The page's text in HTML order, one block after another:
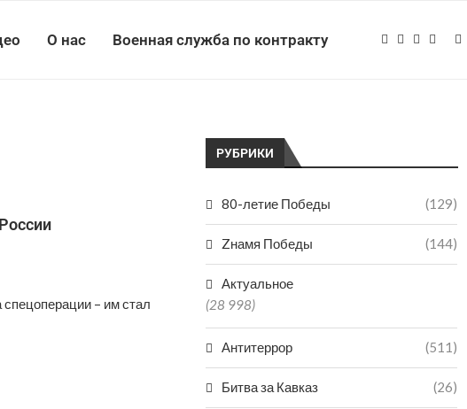
О нас Военная служба по контракту
спецоперации – им стал
РУБРИКИ
80-летие Победы (129)
Zнамя Победы (144)
Актуальное
(28 998)
Антитеррор (511)
Битва за Кавказ (26)